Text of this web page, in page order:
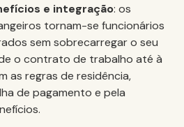
e integração: os
tornam-se funcionários
sem sobrecarregar o seu
o contrato de trabalho até à
as regras de residência,
de pagamento e pela